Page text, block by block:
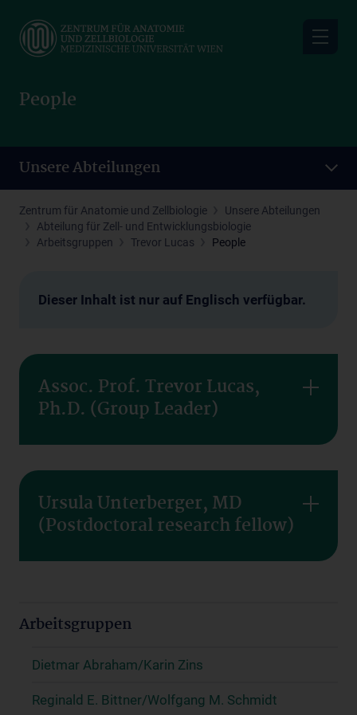
main
People
Unsere Abteilungen
Zentrum für Anatomie und Zellbiologie
Unsere Abteilungen
Abteilung für Zell- und Entwicklungsbiologie
Arbeitsgruppen
Trevor Lucas People
Dieser Inhalt ist nur auf Englisch verfügbar.
Assoc. Prof. Trevor Lucas,
Ph.D. (Group Leader)
Ursula Unterberger, MD
(Postdoctoral research fellow)
Arbeitsgruppen
Dietmar Abraham/Karin Zins
Reginald E. Bittner/Wolfgang M. Schmidt